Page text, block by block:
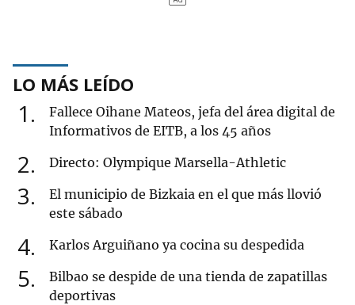
LO MÁS LEÍDO
1
Fallece Oihane Mateos, jefa del área digital de
Informativos de EITB, a los 45 años
2 Directo: Olympique Marsella-Athletic
3
El municipio de Bizkaia en el que más llovió
este sábado
4 Karlos Arguiñano ya cocina su despedida
5
Bilbao se despide de una tienda de zapatillas
deportivas